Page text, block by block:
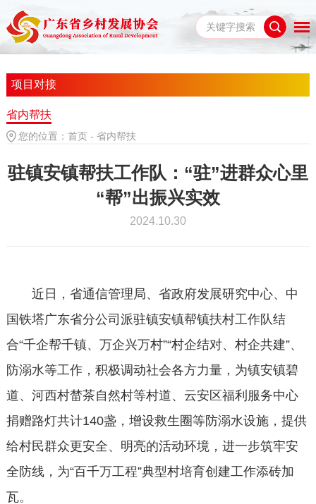
项目对接
省内帮扶
您的位置： 首页 - 省内帮扶
驻镇安镇帮扶工作队：“驻”进群众心里
“帮”出振兴实效
2024.10.30
近日，省通信管理局、省政府发展研究中心、中
国铁塔广东省分公司派驻镇安镇帮镇扶村工作队结
合“千企帮千镇、万企兴万村”“村企结对、村企共建”、
防溺水等工作，积极调动社会各方力量，为镇安镇碧
道、河西村榃茶自然村等村道、云安区福利服务中心
捐赠路灯共计140盏，增设救生圈等防溺水设施，提供
给村民群众更安全、明亮的活动环境，进一步筑牢安
全防线，为“百千万工程”典型村培育创建工作添砖加
瓦。